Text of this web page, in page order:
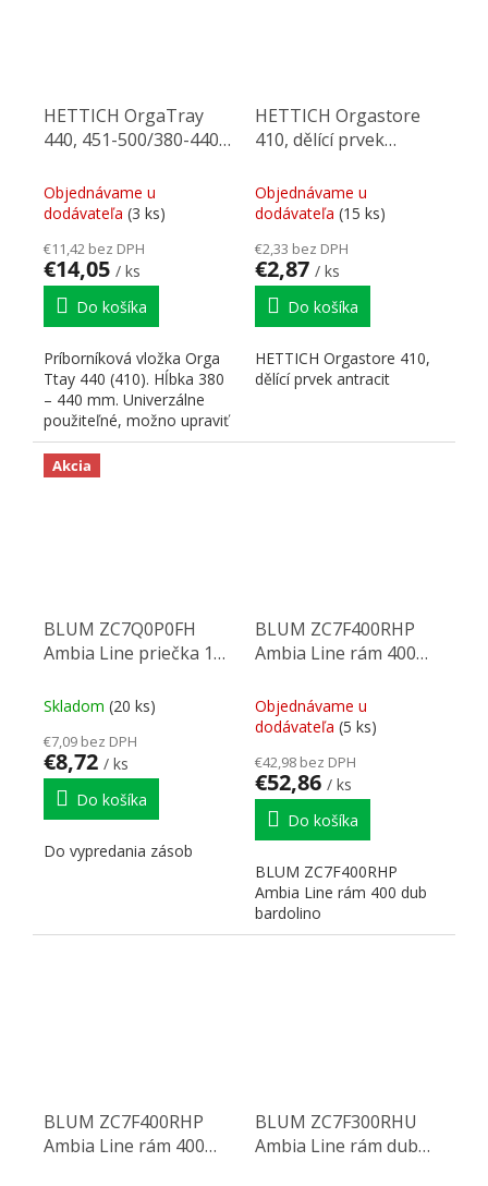
HETTICH OrgaTray
440, 451-500/380-440
Objednávame u
dodávateľa (3 ks)
€11,42 bez DPH
€14,05 / ks
Do košíka
Príborníková vložka Orga
Ttay 440 (410). Hĺbka 380
– 440 mm. Univerzálne
použiteľné, možno upraviť
na potrebné...
HETTICH Orgastore
410, dělící prvek
Objednávame u
dodávateľa (15 ks)
€2,33 bez DPH
€2,87 / ks
Do košíka
HETTICH Orgastore 410,
dělící prvek antracit
Akcia
BLUM ZC7Q0P0FH
Ambia Line priečka 110
Skladom (20 ks)
€7,09 bez DPH
€8,72 / ks
Do košíka
Do vypredania zásob
BLUM ZC7F400RHP
Ambia Line rám 400
Objednávame u
dodávateľa (5 ks)
€42,98 bez DPH
€52,86 / ks
Do košíka
BLUM ZC7F400RHP
Ambia Line rám 400 dub
bardolino
BLUM ZC7F400RHP
Ambia Line rám 400
BLUM ZC7F300RHU
Ambia Line rám dub